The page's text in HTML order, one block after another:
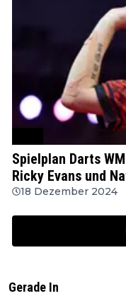
Spielplan Darts
Ricky Evans und
18 Dezember 2024
Gerade In